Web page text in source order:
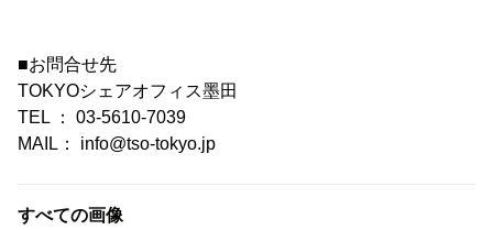
■お問合せ先
TOKYOシェアオフィス墨田
TEL ： 03-5610-7039
MAIL： info@tso-tokyo.jp
すべての画像